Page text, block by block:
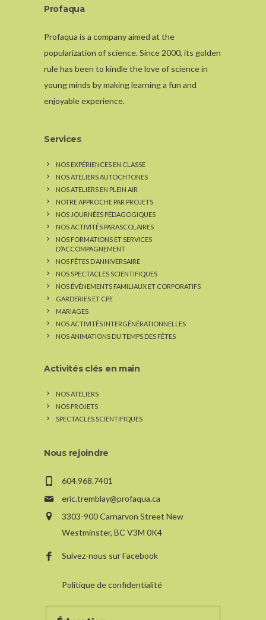
Profaqua
Profaqua is a company aimed at the
popularization of science. Since 2000, its golden
rule has been to kindle the love of science in
young minds by making learning a fun and
enjoyable experience.
Services
NOS EXPÉRIENCES EN CLASSE
NOS ATELIERS AUTOCHTONES
NOS ATELIERS EN PLEIN AIR
NOTRE APPROCHE PAR PROJETS
NOS JOURNÉES PÉDAGOGIQUES
NOS ACTIVITÉS PARASCOLAIRES
NOS FORMATIONS ET SERVICES
D’ACCOMPAGNEMENT
NOS FÊTES D’ANNIVERSAIRE
NOS SPECTACLES SCIENTIFIQUES
NOS ÉVÉNEMENTS FAMILIAUX ET CORPORATIFS
GARDERIES ET CPE
MARIAGES
NOS ACTIVITÉS INTERGÉNÉRATIONNELLES
NOS ANIMATIONS DU TEMPS DES FÊTES
Activités clés en main
NOS ATELIERS
NOS PROJETS
SPECTACLES SCIENTIFIQUES
Nous rejoindre
604.968.7401
eric.tremblay@profaqua.ca
3303-900 Carnarvon Street New
Westminster, BC V3M 0K4
Suivez-nous sur Facebook
Politique de confidentialité